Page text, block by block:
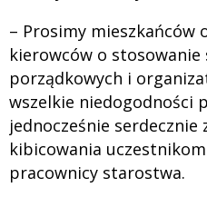
– Prosimy mieszkańców
kierowców o stosowanie
porządkowych i
wszelkie niedogodności
jednocześnie serdecznie
kibicowania
pracownicy starostwa.